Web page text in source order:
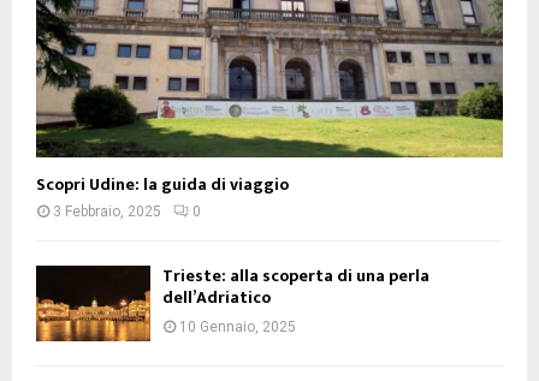
Scopri Udine: la guida di viaggio
3 Febbraio, 2025 0
Trieste: alla scoperta di una perla
dell’Adriatico
10 Gennaio, 2025